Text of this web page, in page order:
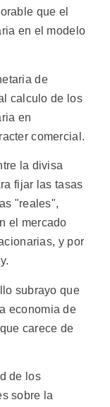
que el
en el modelo
de
calculo de los
en
comercial.
la divisa
fijar las tasas
"reales",
el mercado
y por
subrayo que
economia de
carece de
de los
sobre la